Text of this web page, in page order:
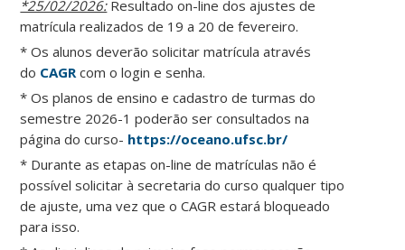
*25/02/2026:Resultado on-line dos ajustes de
matrícula realizados de 19 a 20 de fevereiro.
* Os alunos deverão solicitar matrícula através
do CAGRcom o login e senha.
* Os planos de ensino e cadastro de turmas do
semestre 2026-1 poderão ser consultados na
página do curso- https://oceano.ufsc.br/
* Durante as etapas on-line de matrículas não é
possível solicitar à secretaria do curso qualquer tipo
de ajuste, uma vez que o CAGR estará bloqueado
para isso.